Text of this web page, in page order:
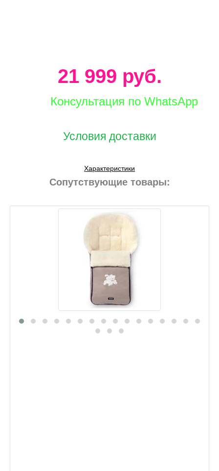
21 999 руб.
Консультация по WhatsApp
Условия доставки
Характеристики
Сопутствующие товары: